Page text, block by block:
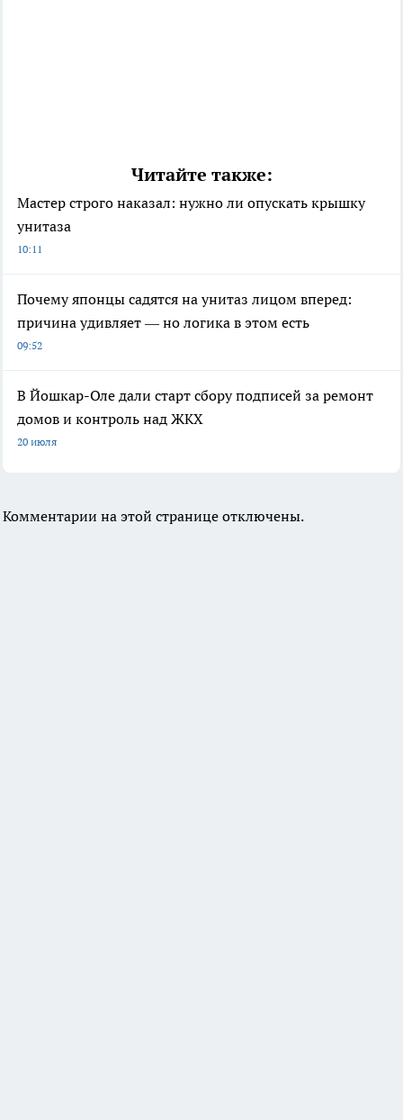
Читайте также:
Мастер строго наказал: нужно ли опускать крышку
унитаза
10:11
Почему японцы садятся на унитаз лицом вперед:
причина удивляет — но логика в этом есть
09:52
В Йошкар-Оле дали старт сбору подписей за ремонт
домов и контроль над ЖКХ
20 июля
Комментарии на этой странице отключены.